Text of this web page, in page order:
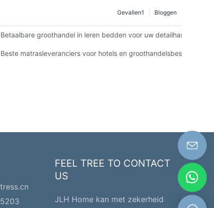
Bloggen
Gevallen1
Betaalbare groothandel in leren bedden voor uw detailhandel
Beste matrasleveranciers voor hotels en groothandelsbestellingen
FEEL TREE TO CONTACT
US
JLH Home kan met zekerheid